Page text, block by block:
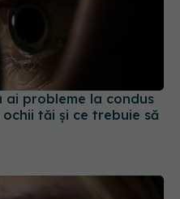
ai probleme la condus
tăi și ce trebuie să